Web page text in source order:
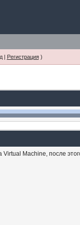
| Регистрация)
Machine, после